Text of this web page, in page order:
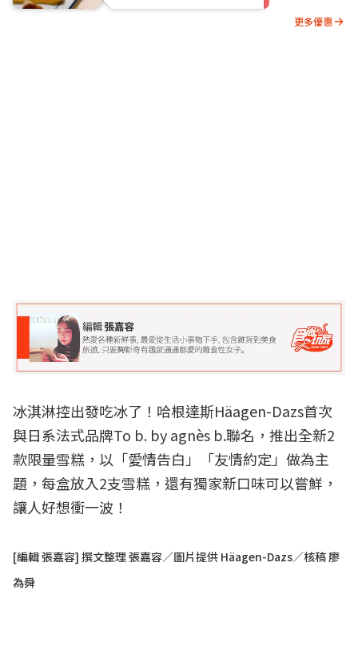
更多優惠
冰淇淋控出發吃冰了！哈根達斯Häagen-Dazs首次
與日系法式品牌To b. by agnès b.聯名，推出全新2
款限量雪糕，以「愛情告白」「友情約定」做為主
題，每盒放入2支雪糕，還有獨家新口味可以嘗鮮，
讓人好想衝一波！
[編輯 張嘉容] 撰文整理 張嘉容／圖片提供 Häagen-Dazs／核稿 廖
為舜